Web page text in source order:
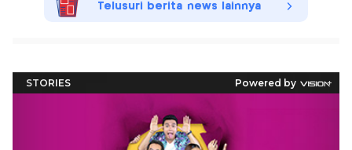
Telusuri berita news lainnya